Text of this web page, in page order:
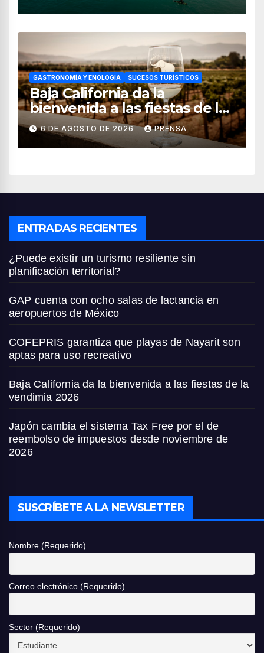
GASTRONOMÍA Y ENOLOGÍA SUCESOS TURÍSTICOS
Baja California da la
bienvenida a las fiestas de la
vendimia 2026
6 DE AGOSTO DE 2026 PRENSA
ENTRADAS RECIENTES
¿Puede existir un turismo resiliente sin
planificación territorial?
GAP cuenta con ocho salas de lactancia en
aeropuertos de México
COFEPRIS garantiza que playas de Nayarit son
aptas para uso recreativo
Baja California da la bienvenida a las fiestas de la
vendimia 2026
Japón cambia el sistema Tax Free por el de
reembolso de impuestos desde noviembre de
2026
SUSCRÍBETE A LA NEWSLETTER
Nombre (Requerido)
Correo electrónico (Requerido)
Sector (Requerido)